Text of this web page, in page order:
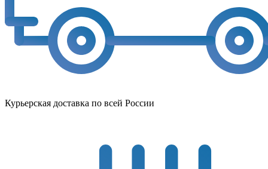
Курьерская доставка по всей России